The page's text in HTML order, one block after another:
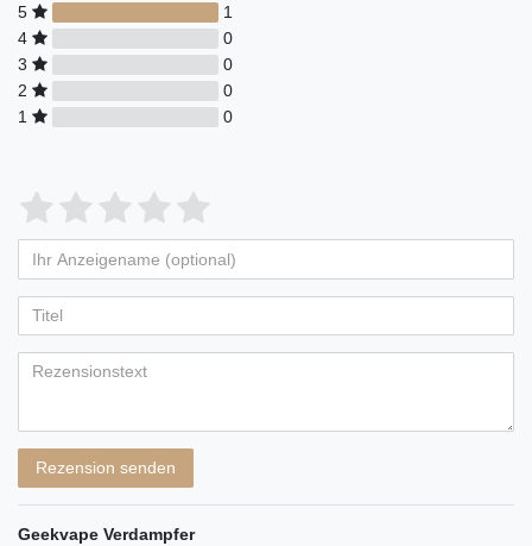
5
1
4
0
3
0
2
0
1
0
Bewertungssterne
von
5
Bewertungssternen
4
von
5
Bewertungssternen
3
von
5
Bewertungssternen
2
von
5
Bewertungssternen
1
von
5
Bewertungssternen
Anzeigename
(optional)
Rezension senden
Geekvape Verdampfer